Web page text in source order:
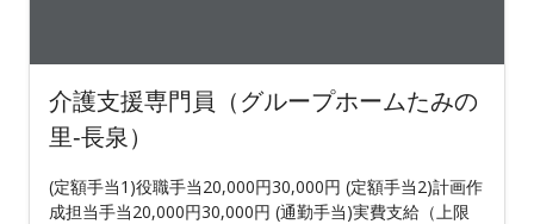
介護支援専門員（グループホームたみの
里‐長泉）
(定額手当1)役職手当20,000円30,000円 (定額手当2)計画作
成担当手当20,000円30,000円 (通勤手当)実費支給（上限